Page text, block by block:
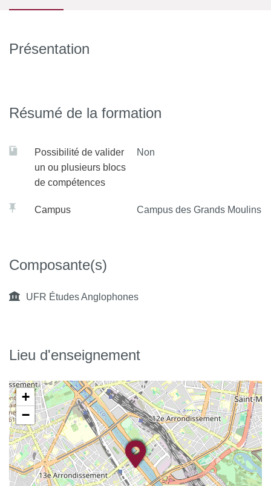
Présentation
Résumé de la formation
Possibilité de valider
un ou plusieurs blocs
de compétences
Non
Campus Campus des Grands Moulins
Composante(s)
UFR Études Anglophones
Lieu d'enseignement
+
−